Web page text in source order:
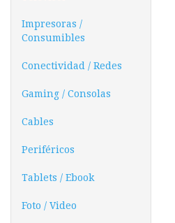
Impresoras /
Consumibles
Conectividad / Redes
Gaming / Consolas
Cables
Periféricos
Tablets / Ebook
Foto / Video